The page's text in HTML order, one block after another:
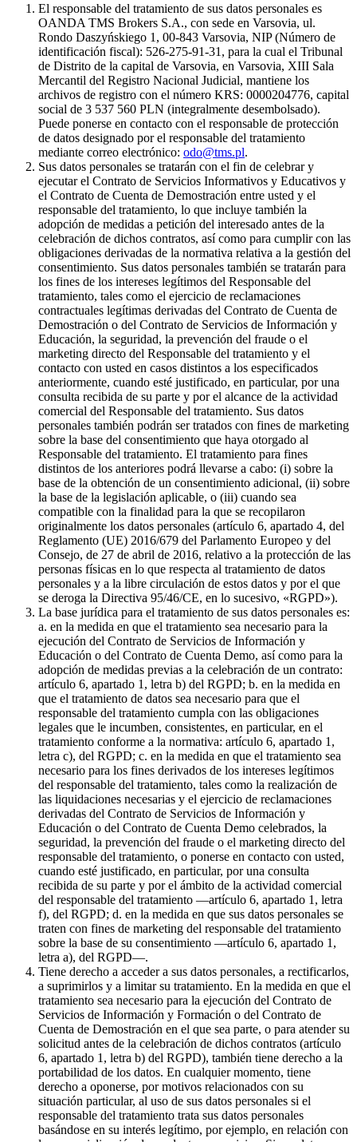
El responsable del tratamiento de sus datos personales es
OANDA TMS Brokers S.A., con sede en Varsovia, ul.
Rondo Daszyńskiego 1, 00-843 Varsovia, NIP (Número de
identificación fiscal): 526-275-91-31, para la cual el Tribunal
de Distrito de la capital de Varsovia, en Varsovia, XIII Sala
Mercantil del Registro Nacional Judicial, mantiene los
archivos de registro con el número KRS: 0000204776, capital
social de 3 537 560 PLN (integralmente desembolsado).
Puede ponerse en contacto con el responsable de protección
de datos designado por el responsable del tratamiento
mediante correo electrónico: odo@tms.pl.
Sus datos personales se tratarán con el fin de celebrar y
ejecutar el Contrato de Servicios Informativos y Educativos y
el Contrato de Cuenta de Demostración entre usted y el
responsable del tratamiento, lo que incluye también la
adopción de medidas a petición del interesado antes de la
celebración de dichos contratos, así como para cumplir con las
obligaciones derivadas de la normativa relativa a la gestión del
consentimiento. Sus datos personales también se tratarán para
los fines de los intereses legítimos del Responsable del
tratamiento, tales como el ejercicio de reclamaciones
contractuales legítimas derivadas del Contrato de Cuenta de
Demostración o del Contrato de Servicios de Información y
Educación, la seguridad, la prevención del fraude o el
marketing directo del Responsable del tratamiento y el
contacto con usted en casos distintos a los especificados
anteriormente, cuando esté justificado, en particular, por una
consulta recibida de su parte y por el alcance de la actividad
comercial del Responsable del tratamiento. Sus datos
personales también podrán ser tratados con fines de marketing
sobre la base del consentimiento que haya otorgado al
Responsable del tratamiento. El tratamiento para fines
distintos de los anteriores podrá llevarse a cabo: (i) sobre la
base de la obtención de un consentimiento adicional, (ii) sobre
la base de la legislación aplicable, o (iii) cuando sea
compatible con la finalidad para la que se recopilaron
originalmente los datos personales (artículo 6, apartado 4, del
Reglamento (UE) 2016/679 del Parlamento Europeo y del
Consejo, de 27 de abril de 2016, relativo a la protección de las
personas físicas en lo que respecta al tratamiento de datos
personales y a la libre circulación de estos datos y por el que
se deroga la Directiva 95/46/CE, en lo sucesivo, «RGPD»).
La base jurídica para el tratamiento de sus datos personales es:
a. en la medida en que el tratamiento sea necesario para la
ejecución del Contrato de Servicios de Información y
Educación o del Contrato de Cuenta Demo, así como para la
adopción de medidas previas a la celebración de un contrato:
artículo 6, apartado 1, letra b) del RGPD; b. en la medida en
que el tratamiento de datos sea necesario para que el
responsable del tratamiento cumpla con las obligaciones
legales que le incumben, consistentes, en particular, en el
tratamiento conforme a la normativa: artículo 6, apartado 1,
letra c), del RGPD; c. en la medida en que el tratamiento sea
necesario para los fines derivados de los intereses legítimos
del responsable del tratamiento, tales como la realización de
las liquidaciones necesarias y el ejercicio de reclamaciones
derivadas del Contrato de Servicios de Información y
Educación o del Contrato de Cuenta Demo celebrados, la
seguridad, la prevención del fraude o el marketing directo del
responsable del tratamiento, o ponerse en contacto con usted,
cuando esté justificado, en particular, por una consulta
recibida de su parte y por el ámbito de la actividad comercial
del responsable del tratamiento —artículo 6, apartado 1, letra
f), del RGPD; d. en la medida en que sus datos personales se
traten con fines de marketing del responsable del tratamiento
sobre la base de su consentimiento —artículo 6, apartado 1,
letra a), del RGPD—.
Tiene derecho a acceder a sus datos personales, a rectificarlos,
a suprimirlos y a limitar su tratamiento. En la medida en que el
tratamiento sea necesario para la ejecución del Contrato de
Servicios de Información y Formación o del Contrato de
Cuenta de Demostración en el que sea parte, o para atender su
solicitud antes de la celebración de dichos contratos (artículo
6, apartado 1, letra b) del RGPD), también tiene derecho a la
portabilidad de los datos. En cualquier momento, tiene
derecho a oponerse, por motivos relacionados con su
situación particular, al uso de sus datos personales si el
responsable del tratamiento trata sus datos personales
basándose en su interés legítimo, por ejemplo, en relación con